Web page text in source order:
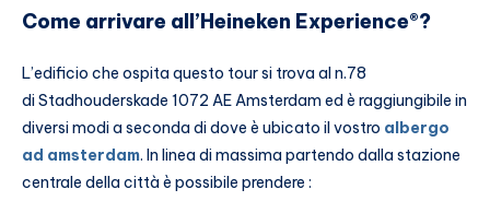
Come arrivare all’Heineken Experience®?
L’edificio che ospita questo tour si trova al n.78
di Stadhouderskade 1072 AE Amsterdam ed è raggiungibile in
diversi modi a seconda di dove è ubicato il vostro albergo
ad amsterdam. In linea di massima partendo dalla stazione
centrale della città è possibile prendere :